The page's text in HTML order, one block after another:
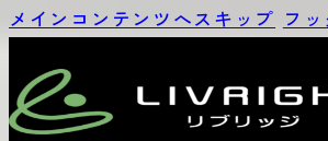
メインコンテンツへスキップ フ